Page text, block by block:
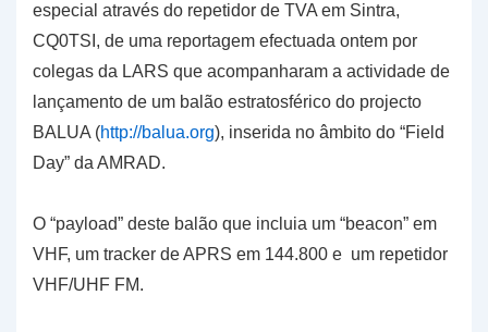
especial através do repetidor de TVA em Sintra,
CQ0TSI, de uma reportagem efectuada ontem por
colegas da LARS que acompanharam a actividade de
lançamento de um balão estratosférico do projecto
BALUA (http://balua.org), inserida no âmbito do “Field
Day” da AMRAD.
O “payload” deste balão que incluia um “beacon” em
VHF, um tracker de APRS em 144.800 e um repetidor
VHF/UHF FM.